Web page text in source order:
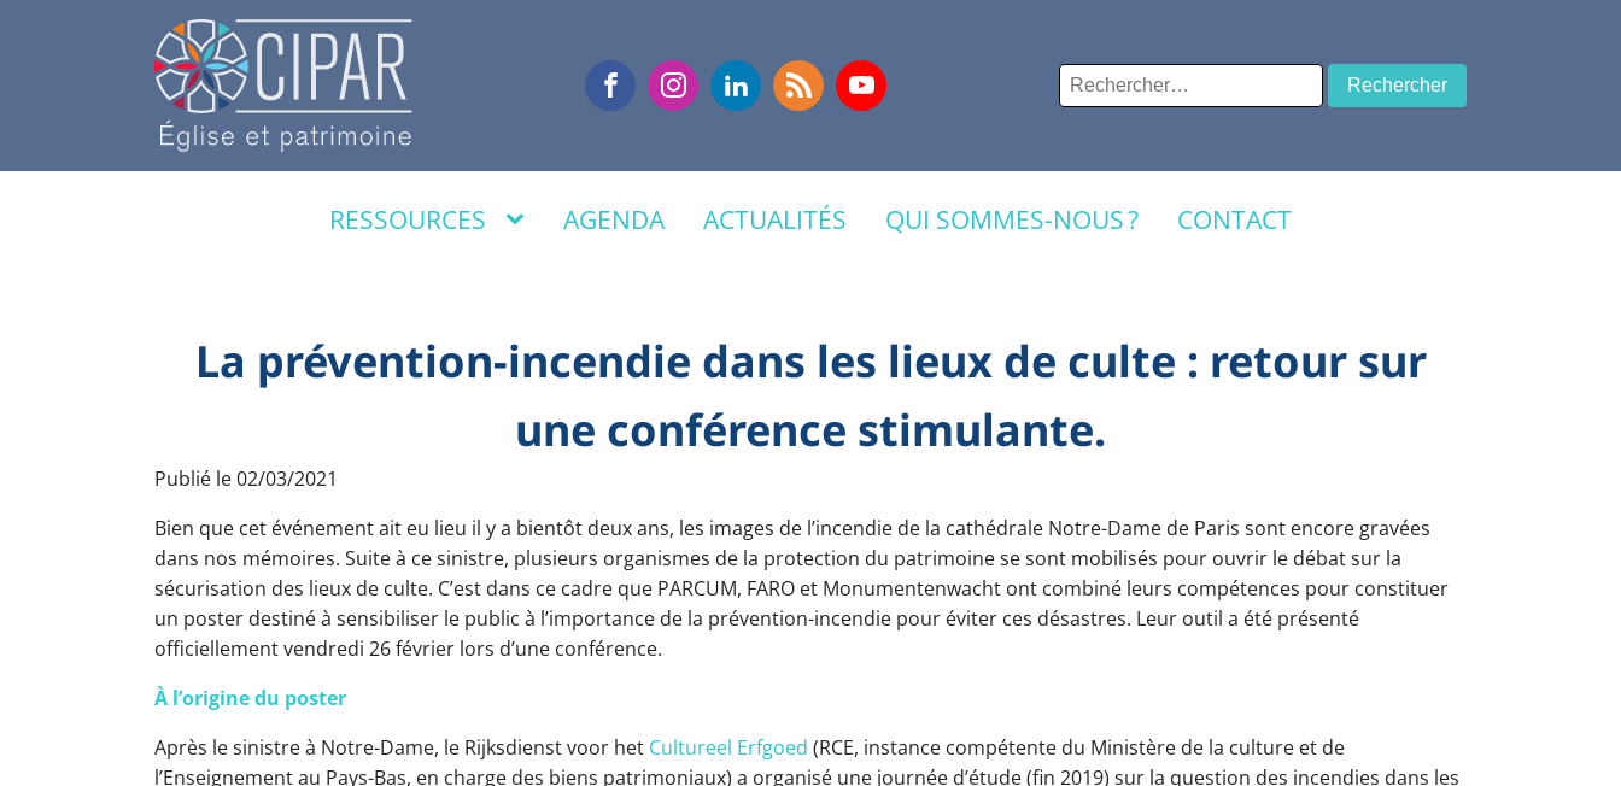
Rechercher :
RESSOURCES AGENDA ACTUALITÉS QUI SOMMES-NOUS ? CONTACT
La prévention-incendie dans les lieux de culte : retour sur
une conférence stimulante.
Publié le02/03/2021
Bien que cet événement ait eu lieu il y a bientôt deux ans, les images de l’incendie de la cathédrale Notre-Dame de Paris sont encore gravées
dans nos mémoires. Suite à ce sinistre, plusieurs organismes de la protection du patrimoine se sont mobilisés pour ouvrir le débat sur la
sécurisation des lieux de culte. C’est dans ce cadre que PARCUM, FARO et Monumentenwacht ont combiné leurs compétences pour constituer
un poster destiné à sensibiliser le public à l’importance de la prévention-incendie pour éviter ces désastres. Leur outil a été présenté
officiellement vendredi 26 février lors d’une conférence.
À l’origine du poster
Après le sinistre à Notre-Dame, le Rijksdienst voor het Cultureel Erfgoed (RCE, instance compétente du Ministère de la culture et de
l’Enseignement au Pays-Bas, en charge des biens patrimoniaux) a organisé une journée d’étude (fin 2019) sur la question des incendies dans les